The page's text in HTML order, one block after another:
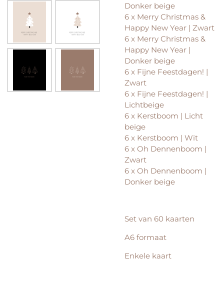
Donker beige
6 x Merry Christmas &
Happy New Year | Zwart
6 x Merry Christmas &
Happy New Year |
Donker beige
6 x Fijne Feestdagen! |
Zwart
6 x Fijne Feestdagen! |
Lichtbeige
6 x Kerstboom | Licht
beige
6 x Kerstboom | Wit
6 x Oh Dennenboom |
Zwart
6 x Oh Dennenboom |
Donker beige
Set van 60 kaarten
A6 formaat
Enkele kaart